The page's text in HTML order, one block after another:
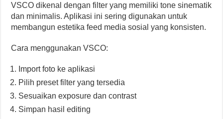
VSCO dikenal dengan filter yang memiliki tone sinematik
dan minimalis. Aplikasi ini sering digunakan untuk
membangun estetika feed media sosial yang konsisten.
Cara menggunakan VSCO:
Import foto ke aplikasi
Pilih preset filter yang tersedia
Sesuaikan exposure dan contrast
Simpan hasil editing